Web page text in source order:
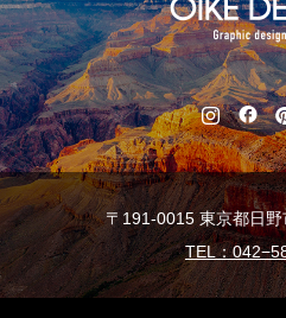
〒191-0015 東京都日
TEL：